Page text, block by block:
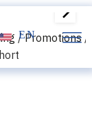
EN
/Promotions /